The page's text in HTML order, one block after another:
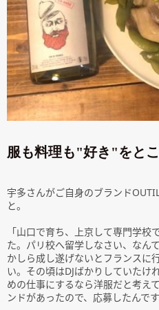
服も料理も"好き"をと
宇多さんがご自身のブランド
と。
「山口で育ち、上京して専門学
た。パリ校へ留学しなさい、なん
かしら成し遂げないとフランスに
い。その頃はDJばかりしていたけ
めの仕事にするなら洋服だと考え
ンドがあったので、応募したんです